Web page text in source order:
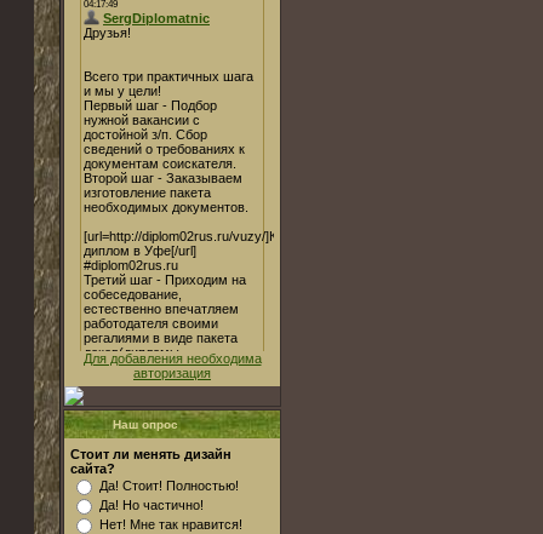
Для добавления необходима
авторизация
Наш опрос
Стоит ли менять дизайн
сайта?
Да! Стоит! Полностью!
Да! Но частично!
Нет! Мне так нравится!